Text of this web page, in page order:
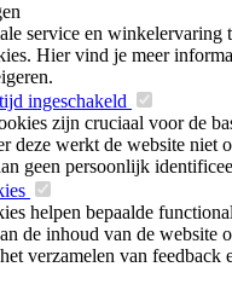
service en winkelervaring
Hier vind je meer
ingeschakeld
zijn cruciaal voor de
deze werkt de website niet
geen persoonlijk
helpen bepaalde
de inhoud van de website
verzamelen van feedback